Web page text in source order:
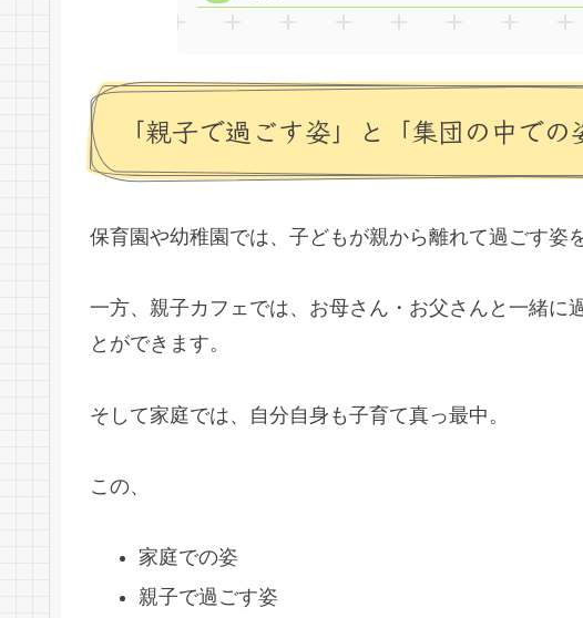
「親子で過ごす姿」と「集団の中で
保育園や幼稚園では、子どもが親から離れて過ごす姿
一方、親子カフェでは、お母さん・お父さんと一緒に
とができます。
そして家庭では、自分自身も子育て真っ最中。
この、
家庭での姿
親子で過ごす姿